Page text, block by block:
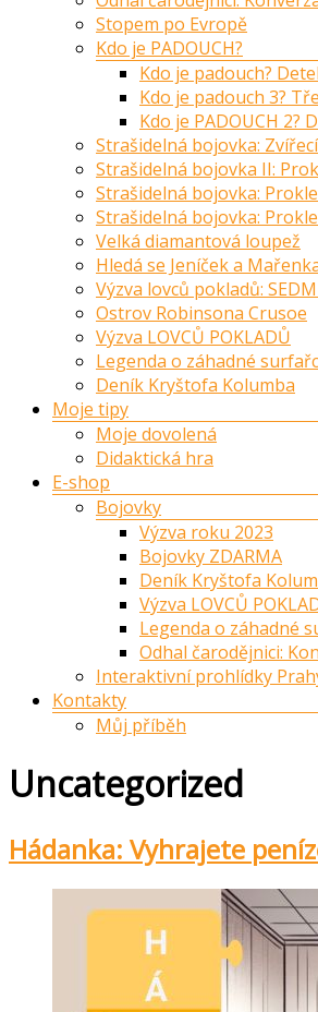
Stopem po Evropě
Kdo je PADOUCH?
Kdo je padouch?
Kdo je padouch 3?
Kdo je PADOUCH 2?
Strašidelná bojovka:
Strašidelná bojovka II:
Strašidelná bojovka:
Strašidelná bojovka:
Velká diamantová loupež
Hledá se Jeníček a
Výzva lovců pokladů:
Ostrov Robinsona Crusoe
Výzva LOVCŮ POKLADŮ
Legenda o záhadné
Deník Kryštofa Kolumba
Moje tipy
Moje dovolená
Didaktická hra
E-shop
Bojovky
Výzva roku 2023
Bojovky ZDARMA
Deník Kryštofa
Výzva LOVCŮ
Legenda o záhadné
Odhal čarodějnici:
Interaktivní prohlídky
Kontakty
Můj příběh
Uncategorized
Hádanka: Vyhrajete